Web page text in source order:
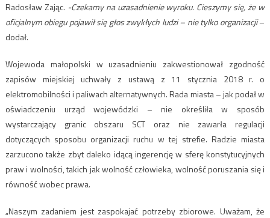
Radosław Zając. -Czekamy na uzasadnienie wyroku. Cieszymy się, że w
oficjalnym obiegu pojawił się głos zwykłych ludzi – nie tylko organizacji–
dodał.
Wojewoda małopolski w uzasadnieniu zakwestionował zgodność
zapisów miejskiej uchwały z ustawą z 11 stycznia 2018 r. o
elektromobilności i paliwach alternatywnych. Rada miasta – jak podał w
oświadczeniu urząd wojewódzki – nie określiła w sposób
wystarczający granic obszaru SCT oraz nie zawarła regulacji
dotyczących sposobu organizacji ruchu w tej strefie. Radzie miasta
zarzucono także zbyt daleko idącą ingerencję w sferę konstytucyjnych
praw i wolności, takich jak wolność człowieka, wolność poruszania się i
równość wobec prawa.
„Naszym zadaniem jest zaspokajać potrzeby zbiorowe. Uważam, że